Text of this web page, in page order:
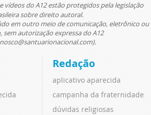
vídeos do A12 estão protegidos pela legislação
sobre direito autoral.
em outro meio de comunicação, eletrônico ou
sem autorização expressa do A12
Redação
aplicativo aparecida
campanha da fraternidade
dúvidas religiosas